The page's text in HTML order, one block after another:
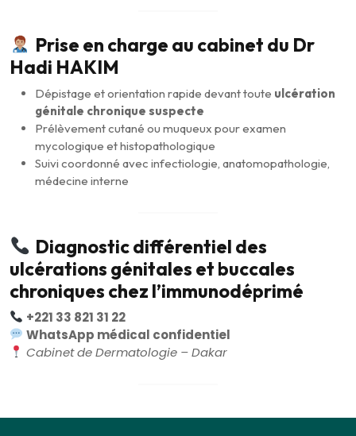
Prise en charge au cabinet du Dr
Hadi HAKIM
Dépistage et orientation rapide devant toute ulcération
génitale chronique suspecte
Prélèvement cutané ou muqueux pour examen
mycologique et histopathologique
Suivi coordonné avec infectiologie, anatomopathologie,
médecine interne
Diagnostic différentiel des
ulcérations génitales et buccales
chroniques chez l’immunodéprimé
+221 33 821 31 22
WhatsApp médical confidentiel
Cabinet de Dermatologie – Dakar